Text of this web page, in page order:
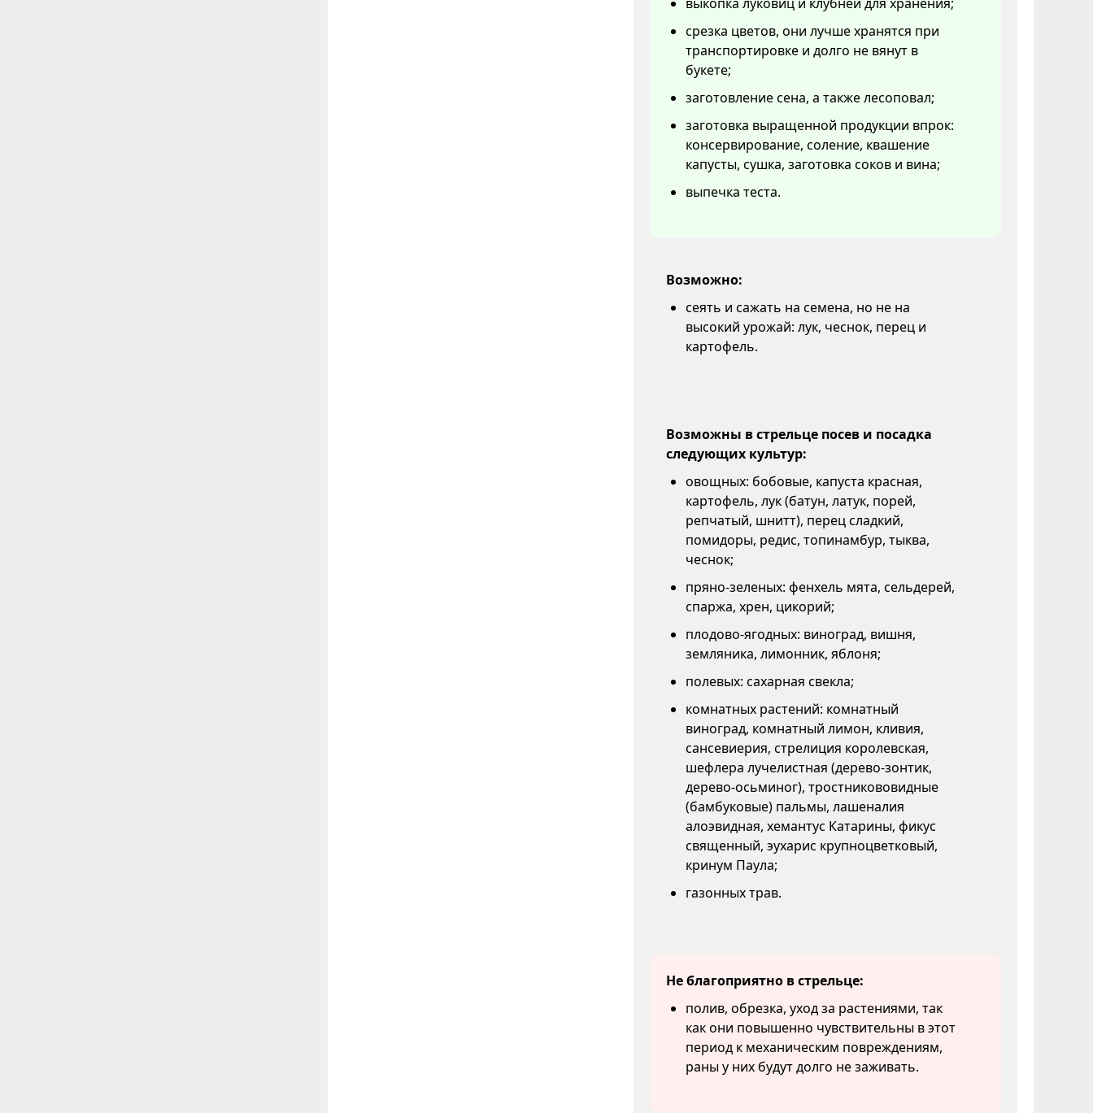
срезка цветов, они лучше хранятся при
транспортировке и долго не вянут в
букете;
заготовление сена, а также лесоповал;
заготовка выращенной продукции впрок:
консервирование, соление, квашение
капусты, сушка, заготовка соков и вина;
выпечка теста.
Возможно:
сеять и сажать на семена, но не на
высокий урожай: лук, чеснок, перец и
картофель.
Возможны в стрельце посев и посадка
следующих культур:
овощных: бобовые, капуста красная,
картофель, лук (батун, латук, порей,
репчатый, шнитт), перец сладкий,
помидоры, редис, топинамбур, тыква,
чеснок;
пряно-зеленых: фенхель мята, сельдерей,
спаржа, хрен, цикорий;
плодово-ягодных: виноград, вишня,
земляника, лимонник, яблоня;
полевых: сахарная свекла;
комнатных растений: комнатный
виноград, комнатный лимон, кливия,
сансевиерия, стрелиция королевская,
шефлера лучелистная (дерево-зонтик,
дерево-осьминог), тростникововидные
(бамбуковые) пальмы, лашеналия
алоэвидная, хемантус Катарины, фикус
священный, эухарис крупноцветковый,
кринум Паула;
газонных трав.
Не благоприятно в стрельце:
полив, обрезка, уход за растениями, так
как они повышенно чувствительны в этот
период к механическим повреждениям,
раны у них будут долго не заживать.